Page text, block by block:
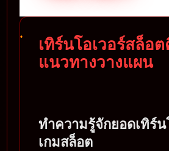
เทิร์นโอเวอร์สล็อ
แนวทางวางแผน
ทำความรู้จักยอดเทิร์น
เกมสล็อต